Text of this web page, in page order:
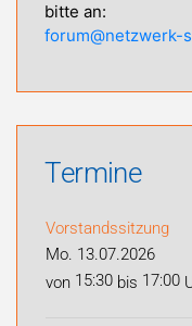
bitte an:
forum@netzwerk-
Termine
Vorstandssitzung
Mo. 13.07.2026
von 15:30bis 17:00